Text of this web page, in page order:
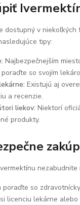
dostupný v
tipy:
Najbezpečnejším
poraďte so svojím
Existujú aj
a recenzie.
liekov: Niektorí
produkty.
poraďte so
licenciu lekárne